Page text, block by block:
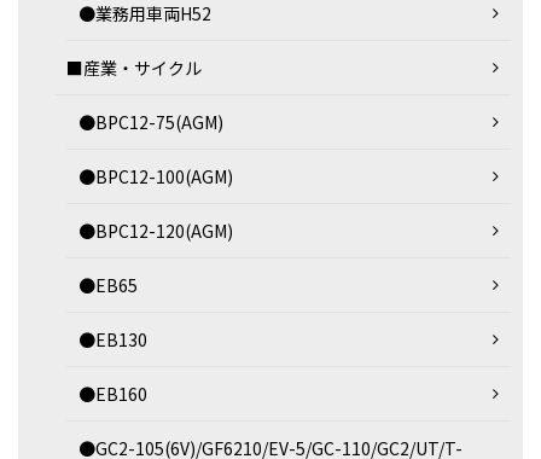
●業務用車両H52
■産業・サイクル
●BPC12-75(AGM)
●BPC12-100(AGM)
●BPC12-120(AGM)
●EB65
●EB130
●EB160
●GC2-105(6V)/GF6210/EV-5/GC-110/GC2/UT/T-